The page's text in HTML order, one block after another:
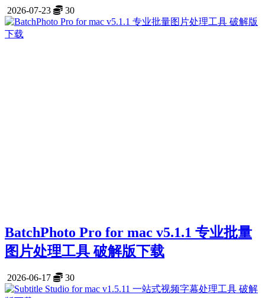
2026-07-23 30
BatchPhoto Pro for mac v5.1.1 专业批量
图片处理工具 破解版下载
2026-06-17 30